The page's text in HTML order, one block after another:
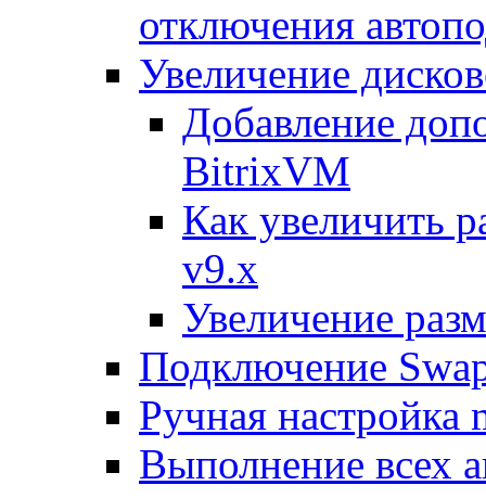
отключения
Увеличение
Добавление
BitrixVM
Как увеличить
v9.x
Увеличение
Подключение
Ручная настройка
Выполнение всех